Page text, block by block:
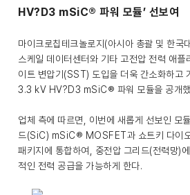
HV?D3 mSiC® 파워 모듈’ 선보여
마이크로칩테크놀로지(아시아 총괄 및 한국
스케일 데이터센터와 기타 고전압 전력 애플
이트 변압기(SST) 도입을 더욱 간소화하고
3.3 kV HV?D3 mSiC® 파워 모듈을 공개
업체 측에 따르면, 이번에 새롭게 선보인 모
드(SiC) mSiC® MOSFET과 쇼트키 다이
패키지에 통합하여, 중전압 그리드(전력망)
적인 전력 공급을 가능하게 한다.